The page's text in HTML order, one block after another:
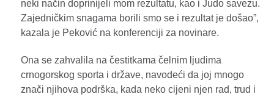
neki način doprinijeli mom rezultatu, kao i Judo savezu.
Zajedničkim snagama borili smo se i rezultat je došao”,
kazala je Peković na konferenciji za novinare.
Ona se zahvalila na čestitkama čelnim ljudima
crnogorskog sporta i države, navodeći da joj mnogo
znači njihova podrška, kada neko cijeni njen rad, trud i